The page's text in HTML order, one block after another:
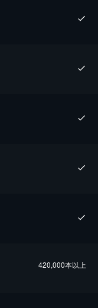
420,000本以上